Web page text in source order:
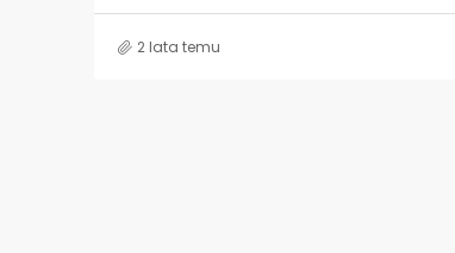
2 lata temu